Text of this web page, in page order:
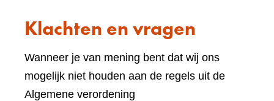
Klachten en vragen
Wanneer je van mening bent dat wij ons
mogelijk niet houden aan de regels uit de
Algemene verordening